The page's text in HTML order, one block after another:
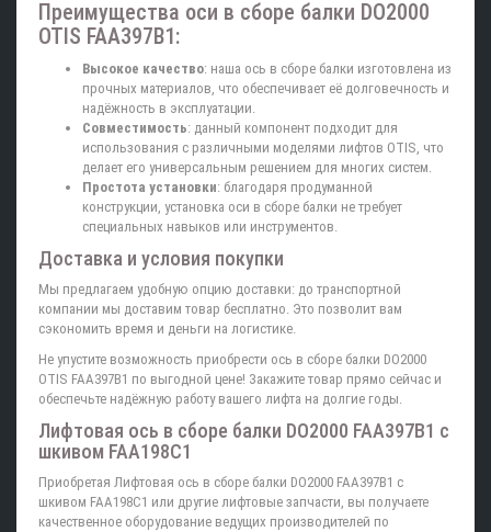
Преимущества оси в сборе балки DO2000
OTIS FAA397B1:
Высокое качество: наша ось в сборе балки изготовлена из
прочных материалов, что обеспечивает её долговечность и
надёжность в эксплуатации.
Совместимость: данный компонент подходит для
использования с различными моделями лифтов OTIS, что
делает его универсальным решением для многих систем.
Простота установки: благодаря продуманной
конструкции, установка оси в сборе балки не требует
специальных навыков или инструментов.
Доставка и условия покупки
Мы предлагаем удобную опцию доставки: до транспортной
компании мы доставим товар бесплатно. Это позволит вам
сэкономить время и деньги на логистике.
Не упустите возможность приобрести ось в сборе балки DO2000
OTIS FAA397B1 по выгодной цене! Закажите товар прямо сейчас и
обеспечьте надёжную работу вашего лифта на долгие годы.
Лифтовая ось в сборе балки DO2000 FAA397B1 с
шкивом FAA198C1
Приобретая Лифтовая ось в сборе балки DO2000 FAA397B1 с
шкивом FAA198C1 или другие лифтовые запчасти, вы получаете
качественное оборудование ведущих производителей по